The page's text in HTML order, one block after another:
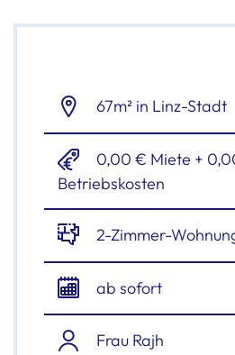
67m² in Linz-Stadt
0,00 € Miete +
Betriebskosten
2-Zimmer-
ab sofort
Frau Rajh